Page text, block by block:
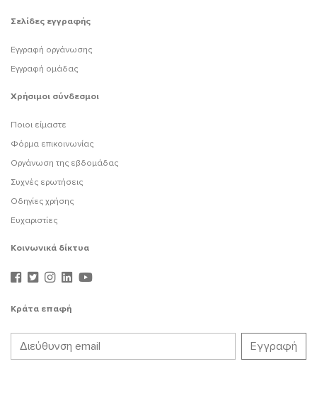
Σελίδες εγγραφής
Εγγραφή οργάνωσης
Εγγραφή ομάδας
Χρήσιμοι σύνδεσμοι
Ποιοι είμαστε
Φόρμα επικοινωνίας
Οργάνωση της εβδομάδας
Συχνές ερωτήσεις
Οδηγίες χρήσης
Ευχαριστίες
Κοινωνικά δίκτυα
Κράτα επαφή